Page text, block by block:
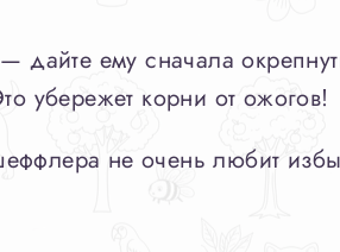
дайте ему сначала
убережет корни от ожогов!
не очень любит